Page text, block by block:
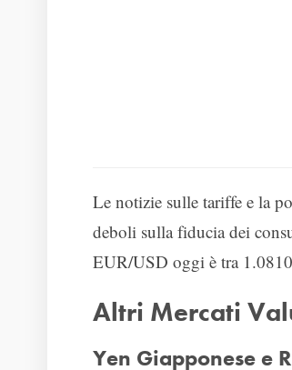
Le notizie sulle tariffe e la
deboli sulla fiducia dei
EUR/USD oggi è tra
Altri Mercati
Yen Giapponese e